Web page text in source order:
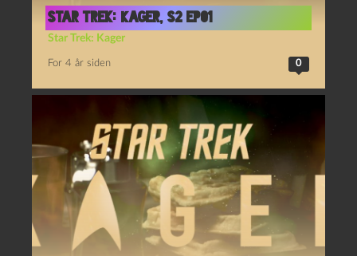
Star Trek: Kager, S2 Ep01
Star Trek: Kager
For 4 år siden 0